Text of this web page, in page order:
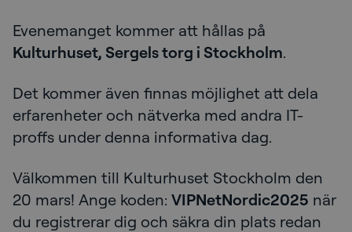
Evenemanget kommer att hållas på
Kulturhuset, Sergels torg i Stockholm.
Det kommer även finnas möjlighet att dela
erfarenheter och nätverka med andra IT-
proffs under denna informativa dag.
Välkommen till Kulturhuset Stockholm den
20 mars! Ange koden: VIPNetNordic2025 när
du registrerar dig och säkra din plats redan